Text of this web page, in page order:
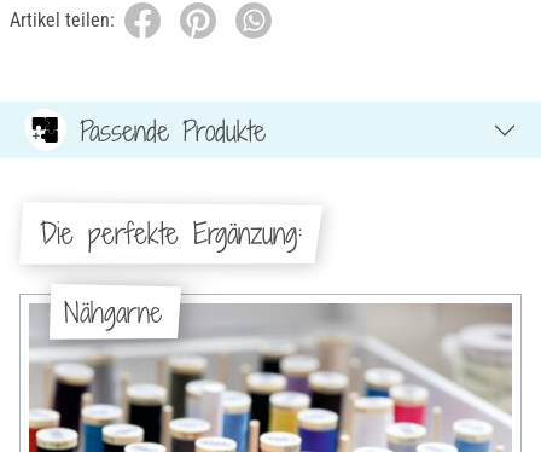
Artikel teilen:
Passende Produkte
Die perfekte Ergänzung:
Nähgarne